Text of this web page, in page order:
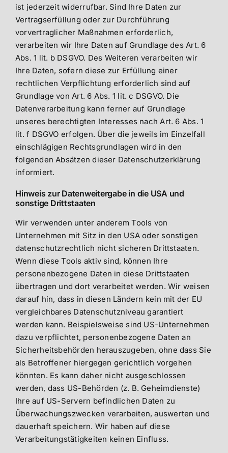
ist jederzeit widerrufbar. Sind Ihre Daten zur
Vertragserfüllung oder zur Durchführung
vorvertraglicher Maßnahmen erforderlich,
verarbeiten wir Ihre Daten auf Grundlage des Art. 6
Abs. 1 lit. b DSGVO. Des Weiteren verarbeiten wir
Ihre Daten, sofern diese zur Erfüllung einer
rechtlichen Verpflichtung erforderlich sind auf
Grundlage von Art. 6 Abs. 1 lit. c DSGVO. Die
Datenverarbeitung kann ferner auf Grundlage
unseres berechtigten Interesses nach Art. 6 Abs. 1
lit. f DSGVO erfolgen. Über die jeweils im Einzelfall
einschlägigen Rechtsgrundlagen wird in den
folgenden Absätzen dieser Datenschutzerklärung
informiert.
Hinweis zur Datenweitergabe in die USA und
sonstige Drittstaaten
Wir verwenden unter anderem Tools von
Unternehmen mit Sitz in den USA oder sonstigen
datenschutzrechtlich nicht sicheren Drittstaaten.
Wenn diese Tools aktiv sind, können Ihre
personenbezogene Daten in diese Drittstaaten
übertragen und dort verarbeitet werden. Wir weisen
darauf hin, dass in diesen Ländern kein mit der EU
vergleichbares Datenschutzniveau garantiert
werden kann. Beispielsweise sind US-Unternehmen
dazu verpflichtet, personenbezogene Daten an
Sicherheitsbehörden herauszugeben, ohne dass Sie
als Betroffener hiergegen gerichtlich vorgehen
könnten. Es kann daher nicht ausgeschlossen
werden, dass US-Behörden (z. B. Geheimdienste)
Ihre auf US-Servern befindlichen Daten zu
Überwachungszwecken verarbeiten, auswerten und
dauerhaft speichern. Wir haben auf diese
Verarbeitungstätigkeiten keinen Einfluss.